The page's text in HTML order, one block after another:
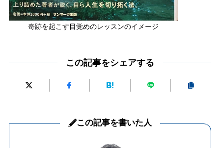
奇跡を起こす目覚めのレッスンのイメージ
この記事をシェアする
この記事を書いた人